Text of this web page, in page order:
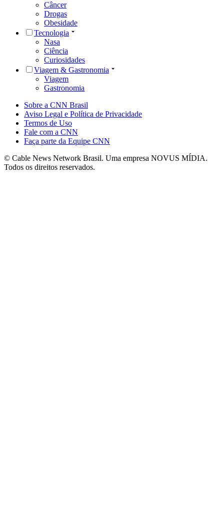
Câncer
Drogas
Obesidade
Tecnologia
Nasa
Ciência
Curiosidades
Viagem & Gastronomia
Viagem
Gastronomia
Sobre a CNN Brasil
Aviso Legal e Política de Privacidade
Termos de Uso
Fale com a CNN
Faça parte da Equipe CNN
© Cable News Network Brasil. Uma empresa NOVUS MÍDIA.
Todos os direitos reservados.